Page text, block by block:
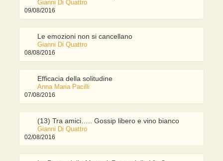
Gianni Di Quattro
09/08/2016
Le emozioni non si cancellano
Gianni Di Quattro
08/08/2016
Efficacia della solitudine
Anna Maria Pacilli
07/08/2016
(13) Tra amici….. Gossip libero e vino bianco
Gianni Di Quattro
02/08/2016